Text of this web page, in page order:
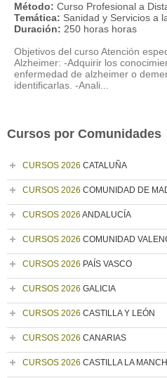
Método: Curso Profesional a
Temática: Sanidad y Servicios a
Duración: 250 horas horas
Objetivos del curso Atención
Alzheimer: -Adquirir los
enfermedad de alzheimer o
identificarlas. -Anali...
Cursos por Comunidades
CURSOS 2026 CATALUÑA
CURSOS 2026 COMUNIDAD DE
CURSOS 2026 ANDALUCÍA
CURSOS 2026 COMUNIDAD
CURSOS 2026 PAÍS VASCO
CURSOS 2026 GALICIA
CURSOS 2026 CASTILLA Y LEÓN
CURSOS 2026 CANARIAS
CURSOS 2026 CASTILLA LA